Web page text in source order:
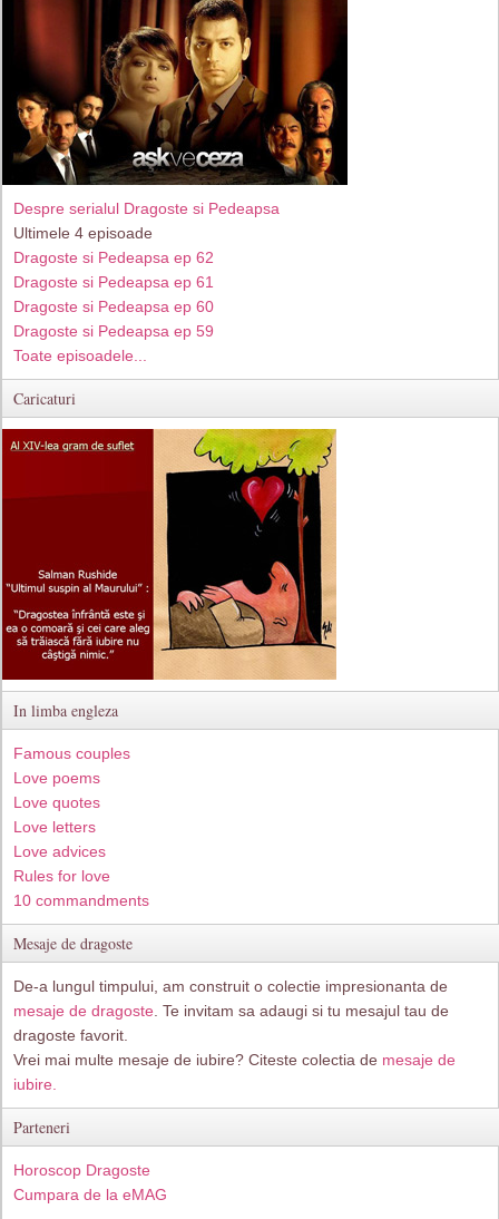
Despre serialul Dragoste si Pedeapsa
Ultimele 4 episoade
Dragoste si Pedeapsa ep 62
Dragoste si Pedeapsa ep 61
Dragoste si Pedeapsa ep 60
Dragoste si Pedeapsa ep 59
Toate episoadele...
Caricaturi
In limba engleza
Famous couples
Love poems
Love quotes
Love letters
Love advices
Rules for love
10 commandments
Mesaje de dragoste
De-a lungul timpului, am construit o colectie impresionanta de
mesaje de dragoste . Te invitam sa adaugi si tu mesajul tau de
dragoste favorit.
Vrei mai multe mesaje de iubire? Citeste colectia de mesaje de
iubire.
Parteneri
Horoscop Dragoste
Cumpara de la eMAG